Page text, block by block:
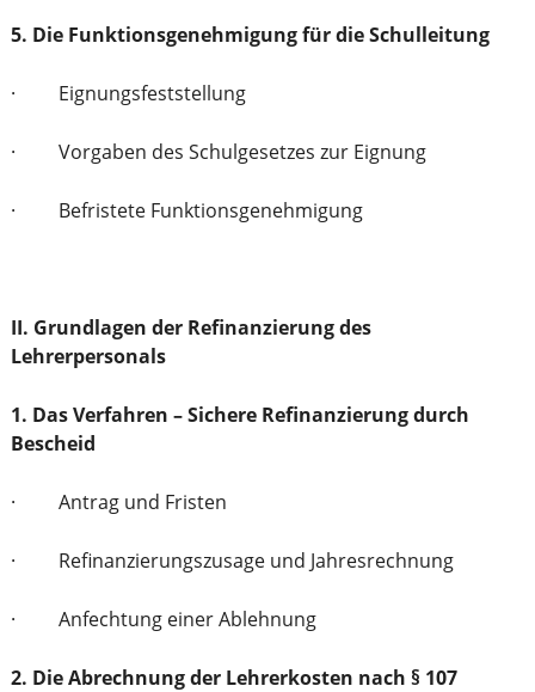
5. Die Funktionsgenehmigung für die Schulleitung
· Eignungsfeststellung
· Vorgaben des Schulgesetzes zur Eignung
· Befristete Funktionsgenehmigung
II. Grundlagen der Refinanzierung des
Lehrerpersonals
1. Das Verfahren – Sichere Refinanzierung durch
Bescheid
· Antrag und Fristen
· Refinanzierungszusage und Jahresrechnung
· Anfechtung einer Ablehnung
2. Die Abrechnung der Lehrerkosten nach § 107